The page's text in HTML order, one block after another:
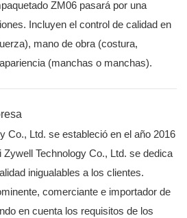
ZM06 pasará por una
Incluyen el control de calidad en
mano de obra (costura,
(manchas o manchas).
Co., Ltd. se estableció en el año 2016
Zywell Technology Co., Ltd. se dedica
inigualables a los clientes.
comerciante e importador de
en cuenta los requisitos de los